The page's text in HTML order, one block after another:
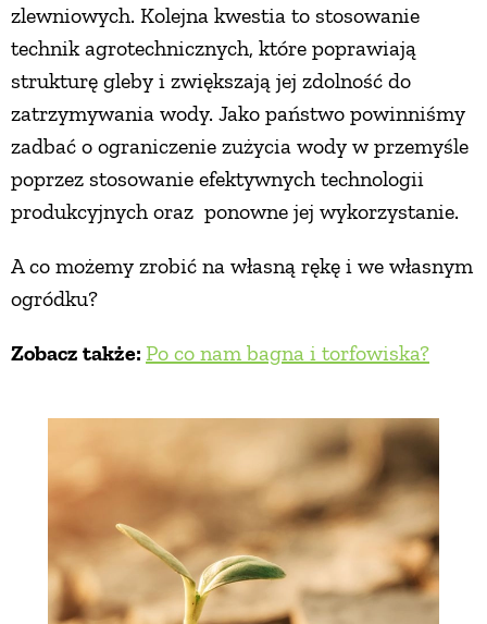
zlewniowych. Kolejna kwestia to stosowanie
technik agrotechnicznych, które poprawiają
strukturę gleby i zwiększają jej zdolność do
zatrzymywania wody. Jako państwo powinniśmy
zadbać o ograniczenie zużycia wody w przemyśle
poprzez stosowanie efektywnych technologii
produkcyjnych oraz ponowne jej wykorzystanie.
A co możemy zrobić na własną rękę i we własnym
ogródku?
Zobacz także: Po co nam bagna i torfowiska?